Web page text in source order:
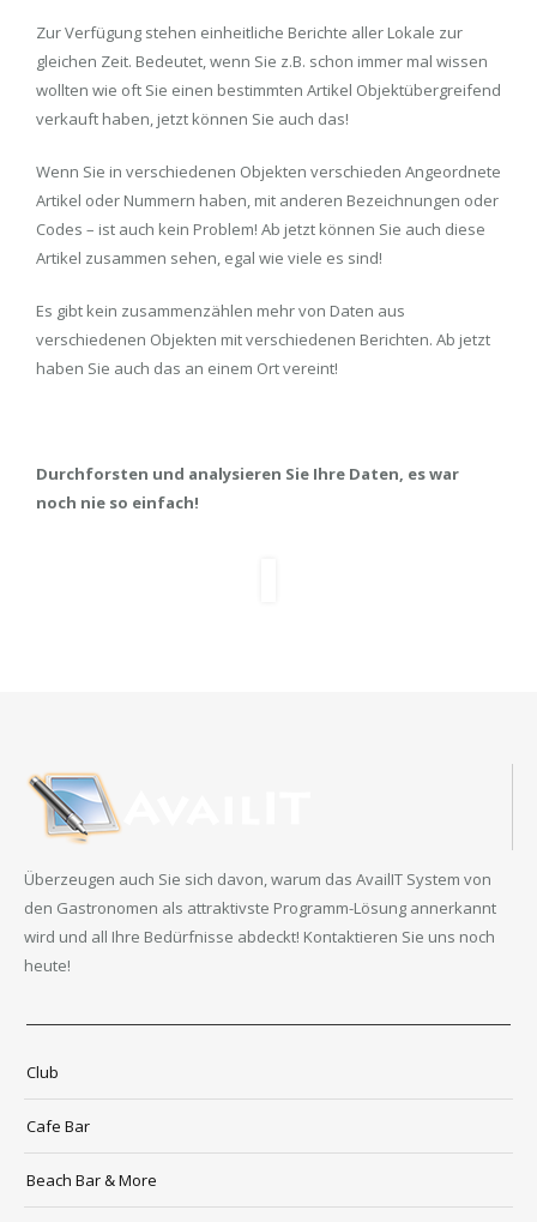
Zur Verfügung stehen einheitliche Berichte aller Lokale zur
gleichen Zeit. Bedeutet, wenn Sie z.B. schon immer mal wissen
wollten wie oft Sie einen bestimmten Artikel Objektübergreifend
verkauft haben, jetzt können Sie auch das!
Wenn Sie in verschiedenen Objekten verschieden Angeordnete
Artikel oder Nummern haben, mit anderen Bezeichnungen oder
Codes – ist auch kein Problem! Ab jetzt können Sie auch diese
Artikel zusammen sehen, egal wie viele es sind!
Es gibt kein zusammenzählen mehr von Daten aus
verschiedenen Objekten mit verschiedenen Berichten. Ab jetzt
haben Sie auch das an einem Ort vereint!
Durchforsten und analysieren Sie Ihre Daten, es war
noch nie so einfach!
Überzeugen auch Sie sich davon, warum das AvailIT System von
den Gastronomen als attraktivste Programm-Lösung annerkannt
wird und all Ihre Bedürfnisse abdeckt! Kontaktieren Sie uns noch
heute!
Club
Cafe Bar
Beach Bar & More